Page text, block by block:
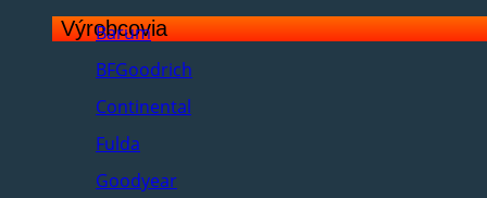
Výrobcovia
Barum
BFGoodrich
Continental
Fulda
Goodyear